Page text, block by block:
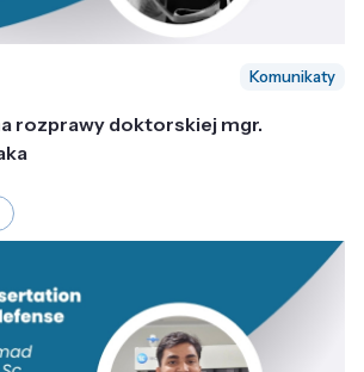
Komunikaty
rozprawy doktorskiej mgr.